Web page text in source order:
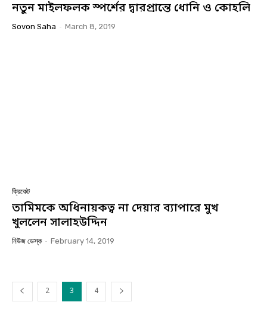
নতুন মাইলফলক স্পর্শের দ্বারপ্রান্তে ধোনি ও কোহলি
Sovon Saha - March 8, 2019
ক্রিকেট
তামিমকে অধিনায়কত্ব না দেয়ার ব্যাপারে মুখ
খুললেন সালাহউদ্দিন
নিউজ ডেস্ক - February 14, 2019
2 3 4